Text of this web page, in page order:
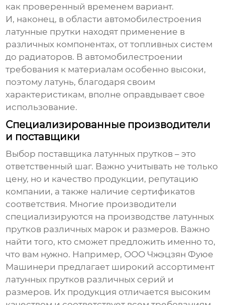
как проверенный временем вариант.
И, наконец, в области автомобилестроения
латунные прутки находят применение в
различных компонентах, от топливных систем
до радиаторов. В автомобилестроении
требования к материалам особенно высоки,
поэтому латунь, благодаря своим
характеристикам, вполне оправдывает свое
использование.
Специализированные производители
и поставщики
Выбор поставщикалатунных прутков – это
ответственный шаг. Важно учитывать не только
цену, но и качество продукции, репутацию
компании, а также наличие сертификатов
соответствия. Многие производители
специализируются на производстве латунных
прутков различных марок и размеров. Важно
найти того, кто сможет предложить именно то,
что вам нужно. Например, ООО Чжэцзян Фуюе
Машинери предлагает широкий ассортимент
латунных прутков различных серий и
размеров. Их продукция отличается высоким